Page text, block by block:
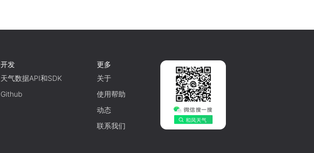
开发
天气数据API和SDK
Github
更多
关于
使用帮助
动态
联系我们